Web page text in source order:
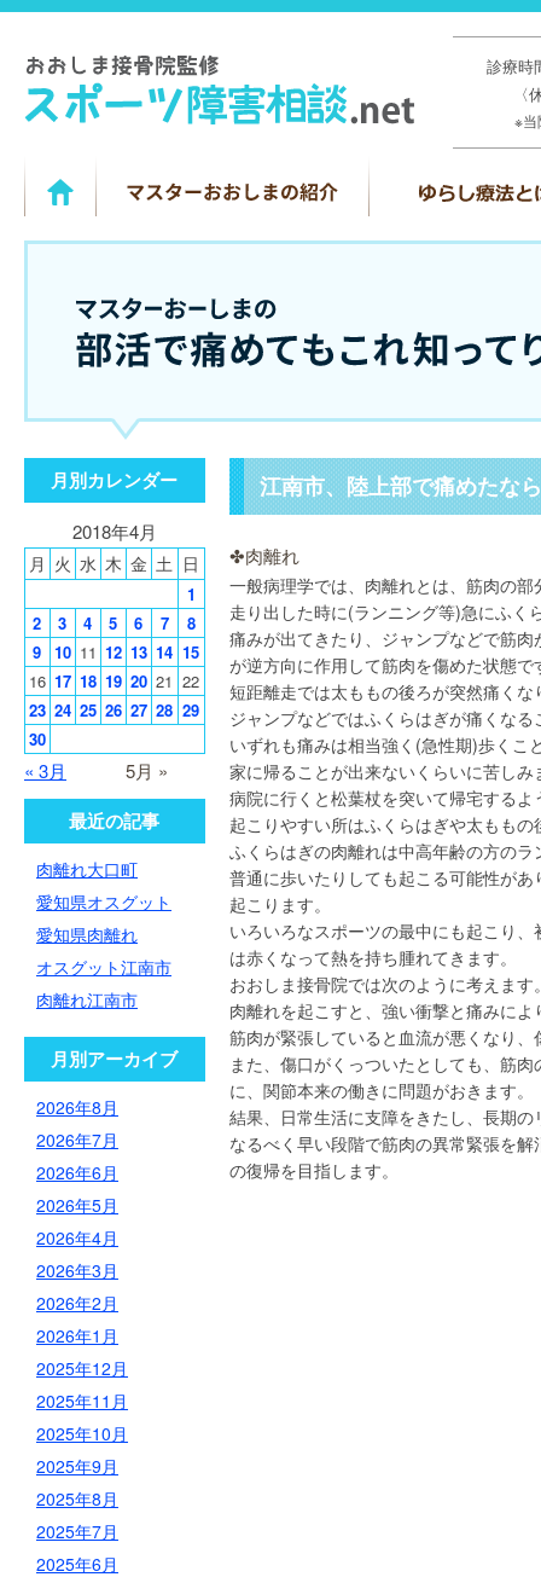
診療
※
江南市、陸上部で痛めたな
✤肉離
一般病理学では、肉離れとは、筋肉の部
走り出した時に(ランニング等)急にふく
痛みが出てきたり、ジャンプなどで筋
が逆方向に作用して筋肉を傷めた状態で
短距離走では太ももの後ろが突然痛く
ジャンプなどではふくらはぎが痛くな
いずれも痛みは相当強く(急性期)歩くこ
家に帰ることが出来ないくらいに苦しみ
病院に行くと松葉杖を突いて帰宅する
起こりやすい所はふくらはぎや太ももの
ふくらはぎの肉離れは中高年齢の方の
普通に歩いたりしても起こる可能性が
起こります。
いろいろなスポーツの最中にも起こり
は赤くなって熱を持ち腫れてきます。
おおしま接骨院では次のように考えます
肉離れを起こすと、強い衝撃と痛みに
筋肉が緊張していると血流が悪くなり
また、傷口がくっついたとしても、筋
に、関節本来の働きに問題がおきます。
結果、日常生活に支障をきたし、長期
なるべく早い段階で筋肉の異常緊張を
の復帰を目指します。
月別カレンダー
2018年4月
月 火 水 木 金 土 日
« 3月 5月 »
1
2
3 4 5 6 7
8
9 10 11 12 13 14 15
16 17 18 19 20 21 22
23 24 25 26 27 28 29
30
最近の記事
肉離れ大口町
愛知県オスグット
愛知県肉離れ
オスグット江南市
肉離れ江南市
月別アーカイブ
2026年8月
2026年7月
2026年6月
2026年5月
2026年4月
2026年3月
2026年2月
2026年1月
2025年12月
2025年11月
2025年10月
2025年9月
2025年8月
2025年7月
2025年6月